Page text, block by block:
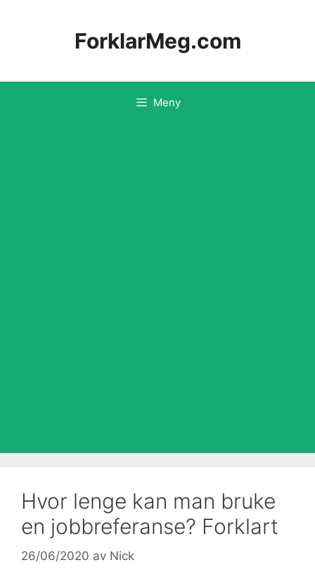
ForklarMeg.com
Meny
Hvor lenge kan man bruke
en jobbreferanse? Forklart
26/06/2020 av Nick